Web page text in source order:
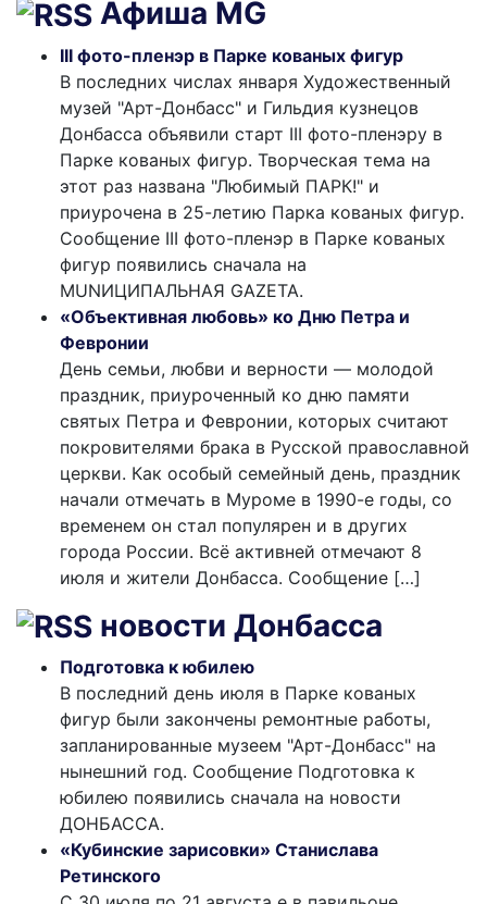
Афиша MG
III фото-пленэр в Парке кованых фигур
В последних числах января Художественный
музей "Арт-Донбасс" и Гильдия кузнецов
Донбасса объявили старт III фото-пленэру в
Парке кованых фигур. Творческая тема на
этот раз названа "Любимый ПАРК!" и
приурочена в 25-летию Парка кованых фигур.
Сообщение III фото-пленэр в Парке кованых
фигур появились сначала на
MUNИЦИПАЛЬНАЯ GAZЕТА.
«Объективная любовь» ко Дню Петра и
Февронии
День семьи, любви и верности — молодой
праздник, приуроченный ко дню памяти
святых Петра и Февронии, которых считают
покровителями брака в Русской православной
церкви. Как особый семейный день, праздник
начали отмечать в Муроме в 1990-е годы, со
временем он стал популярен и в других
города России. Всё активней отмечают 8
июля и жители Донбасса. Сообщение […]
новости Донбасса
Подготовка к юбилею
В последний день июля в Парке кованых
фигур были закончены ремонтные работы,
запланированные музеем "Арт-Донбасс" на
нынешний год. Сообщение Подготовка к
юбилею появились сначала на новости
ДОНБАССА.
«Кубинские зарисовки» Станислава
Ретинского